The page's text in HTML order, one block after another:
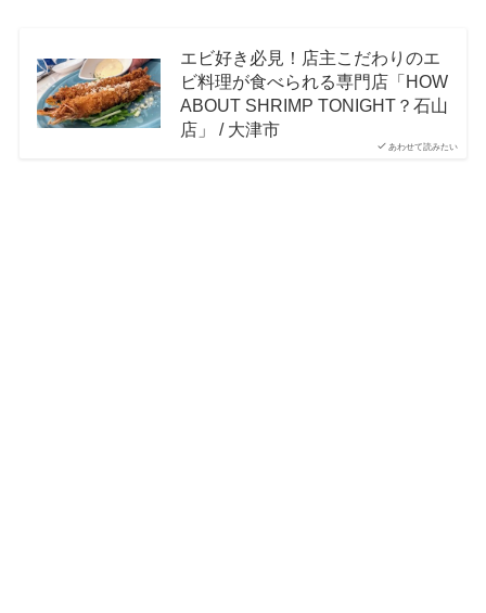
あわせて読みたい
エビ好き必見！店主こだわりのエ
ビ料理が食べられる専門店「HOW
ABOUT SHRIMP TONIGHT？石山
店」 / 大津市